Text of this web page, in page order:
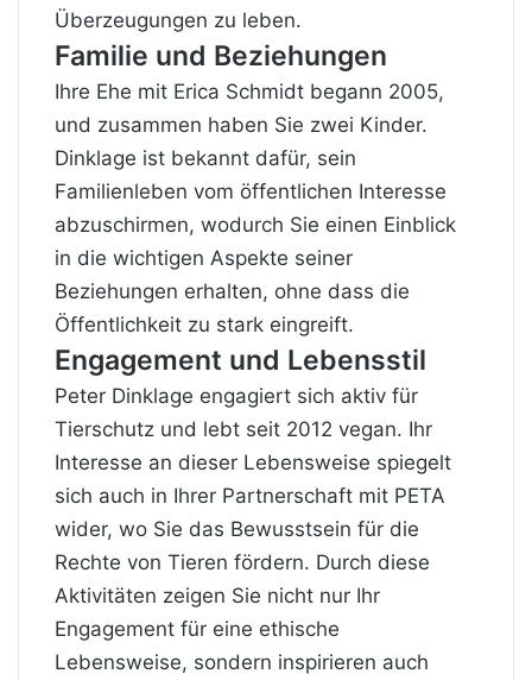
Überzeugungen zu leben.
Familie und Beziehungen
Ihre Ehe mit Erica Schmidt begann 2005,
und zusammen haben Sie zwei Kinder.
Dinklage ist bekannt dafür, sein
Familienleben vom öffentlichen Interesse
abzuschirmen, wodurch Sie einen Einblick
in die wichtigen Aspekte seiner
Beziehungen erhalten, ohne dass die
Öffentlichkeit zu stark eingreift.
Engagement und Lebensstil
Peter Dinklage engagiert sich aktiv für
Tierschutz und lebt seit 2012 vegan. Ihr
Interesse an dieser Lebensweise spiegelt
sich auch in Ihrer Partnerschaft mit PETA
wider, wo Sie das Bewusstsein für die
Rechte von Tieren fördern. Durch diese
Aktivitäten zeigen Sie nicht nur Ihr
Engagement für eine ethische
Lebensweise, sondern inspirieren auch